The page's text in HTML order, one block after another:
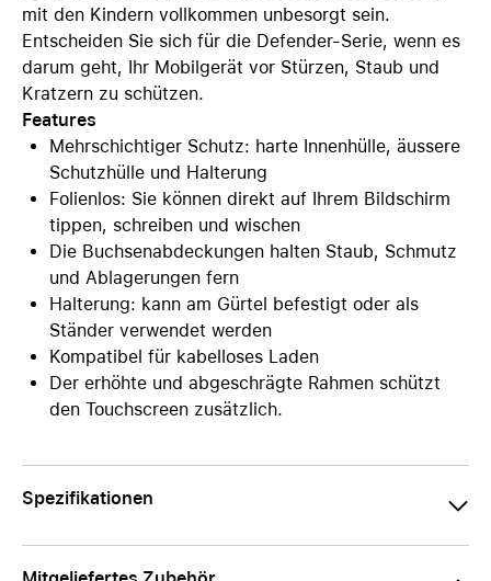
mit den Kindern vollkommen unbesorgt sein.
Entscheiden Sie sich für die Defender-Serie, wenn es
darum geht, Ihr Mobilgerät vor Stürzen, Staub und
Kratzern zu schützen.
Features
Mehrschichtiger Schutz: harte Innenhülle, äussere
Schutzhülle und Halterung
Folienlos: Sie können direkt auf Ihrem Bildschirm
tippen, schreiben und wischen
Die Buchsenabdeckungen halten Staub, Schmutz
und Ablagerungen fern
Halterung: kann am Gürtel befestigt oder als
Ständer verwendet werden
Kompatibel für kabelloses Laden
Der erhöhte und abgeschrägte Rahmen schützt
den Touchscreen zusätzlich.
Spezifikationen